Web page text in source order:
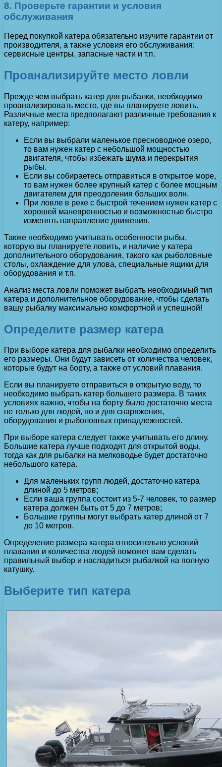
8. Проверьте гарантии и условия
обслуживания
Перед покупкой катера обязательно изучите гарантии от
производителя, а также условия его обслуживания:
сервисные центры, запасные части и т.п.
Проанализируйте место ловли
Прежде чем выбрать катер для рыбалки, необходимо
проанализировать место, где вы планируете ловить.
Различные места предполагают различные требования к
катеру, например:
Если вы выбрали маленькое пресноводное озеро,
то вам нужен катер с небольшой мощностью
двигателя, чтобы избежать шума и перекрытия
рыбы.
Если вы собираетесь отправиться в открытое море,
то вам нужен более крупный катер с более мощным
двигателем для преодоления больших волн.
При ловле в реке с быстрой течением нужен катер с
хорошей маневренностью и возможностью быстро
изменять направление движения.
Также необходимо учитывать особенности рыбы,
которую вы планируете ловить, и наличие у катера
дополнительного оборудования, такого как рыболовные
столы, охлаждение для улова, специальные ящики для
оборудования и т.п.
Анализ места ловли поможет выбрать необходимый тип
катера и дополнительное оборудование, чтобы сделать
вашу рыбалку максимально комфортной и успешной!
Определите размер катера
При выборе катера для рыбалки необходимо определить
его размеры. Они будут зависеть от количества человек,
которые будут на борту, а также от условий плавания.
Если вы планируете отправиться в открытую воду, то
необходимо выбрать катер большего размера. В таких
условиях важно, чтобы на борту было достаточно места
не только для людей, но и для снаряжения,
оборудования и рыболовных принадлежностей.
При выборе катера следует также учитывать его длину.
Большие катера лучше подходят для открытой воды,
тогда как для рыбалки на мелководье будет достаточно
небольшого катера.
Для маленьких групп людей, достаточно катера
длиной до 5 метров;
Если ваша группа состоит из 5-7 человек, то размер
катера должен быть от 5 до 7 метров;
Большие группы могут выбрать катер длиной от 7
до 10 метров.
Определение размера катера относительно условий
плавания и количества людей поможет вам сделать
правильный выбор и насладиться рыбалкой на полную
катушку.
Выберите тип катера